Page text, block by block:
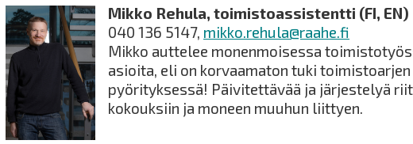
Mikko Rehula, toimistoassistentti (FI, EN)
040 136 5147, mikko.rehula@raahe.fi
Mikko auttelee monenmoisessa
asioita, eli on korvaamaton tuki
pyörityksessä! Päivitettävää ja järjestelyä
kokouksiin ja moneen muuhun liittyen.